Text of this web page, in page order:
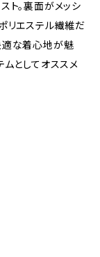
ト。裏面がメッシ
リエステル繊維だ
適な着心地が魅
としてオススメ